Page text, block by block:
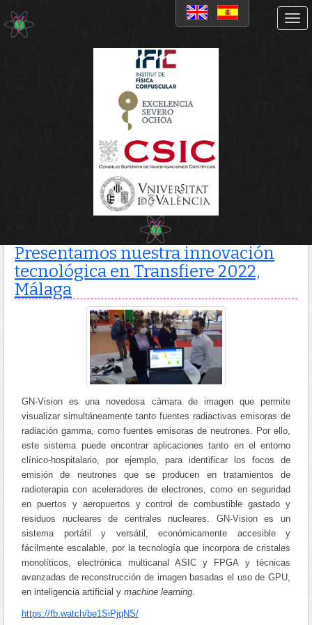
Presentamos nuestra
innovación tecnológica en
Transfiere 2022, Málaga
Presentamos nuestra innovación
tecnológica en Transfiere 2022,
Málaga
GN-Vision es una novedosa cámara de imagen que permite
visualizar simultáneamente tanto fuentes radiactivas emisoras de
radiación gamma, como fuentes emisoras de neutrones. Por ello,
este sistema puede encontrar aplicaciones tanto en el entorno
clínico-hospitalario, por ejemplo, para identificar los focos de
emisión de neutrones que se producen en tratamientos de
radioterapia con aceleradores de electrones, como en seguridad
en puertos y aeropuertos y control de combustible gastado y
residuos nucleares de centrales nucleares. GN-Vision es un
sistema portátil y versátil, económicamente accesible y
fácilmente escalable, por la tecnología que incorpora de cristales
monolíticos, electrónica multicanal ASIC y FPGA y técnicas
avanzadas de reconstrucción de imagen basadas el uso de GPU,
en inteligencia artificial y machine learning
https://fb.watch/be1SiPjqNS/